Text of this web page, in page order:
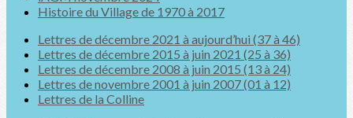
Histoire du Village de 1970 à 2017
Lettres de décembre 2021 à aujourd’hui (37 à 46)
Lettres de décembre 2015 à juin 2021 (25 à 36)
Lettres de décembre 2008 à juin 2015 (13 à 24)
Lettres de novembre 2001 à juin 2007 (01 à 12)
Lettres de la Colline